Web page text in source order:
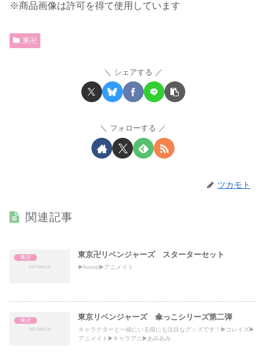
※商品画像は許可を得て使用しています
東卍
シェアする
フォローする
ツカモト
関連記事
東卍 東京卍リベンジャーズ スターターセット
▶️honto▶️アニメイト
東卍 東京リベンジャーズ 傘っこシリーズ第二弾
キャラクターと一緒にいる猫にも注目なグッズです！▶️コレイズ▶️
アニメイト▶️キャラアニ▶️あみあみ